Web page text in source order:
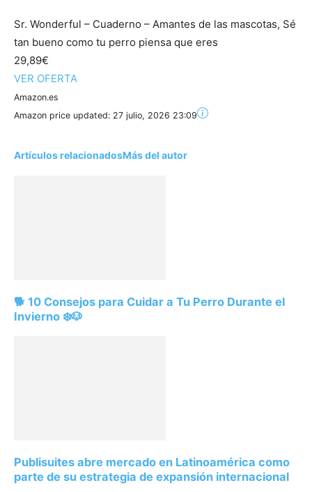
Sr. Wonderful – Cuaderno – Amantes de las mascotas, Sé
tan bueno como tu perro piensa que eres
29,89€
VER OFERTA
Amazon.es
Amazon price updated: 27 julio, 2026 23:09
Artículos relacionadosMás del autor
🐕 10 Consejos para Cuidar a Tu Perro Durante el
Invierno ❄️🐶
Publisuites abre mercado en Latinoamérica como
parte de su estrategia de expansión internacional